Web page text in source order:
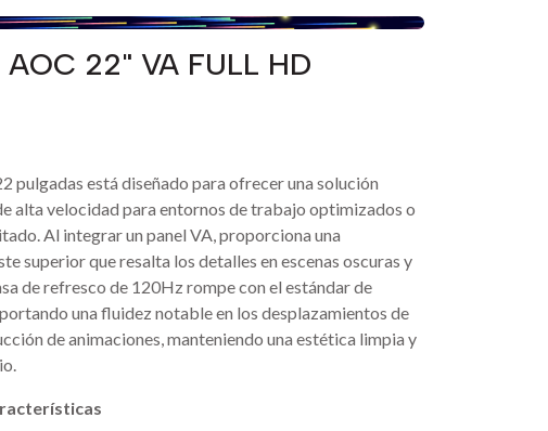
22" VA FULL HD
pulgadas está diseñado para ofrecer una solución
alta velocidad para entornos de trabajo optimizados o
Al integrar un panel VA, proporciona una
superior que resalta los detalles en escenas oscuras y
de refresco de 120Hz rompe con el estándar de
una fluidez notable en los desplazamientos de
de animaciones, manteniendo una estética limpia y